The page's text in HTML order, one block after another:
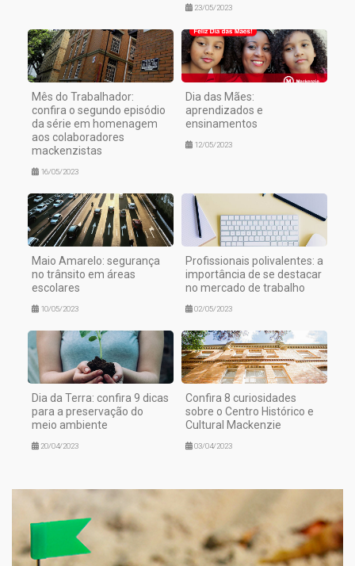
23/05/2023
Mês do Trabalhador:
confira o segundo episódio
da série em homenagem
aos colaboradores
mackenzistas
16/05/2023
Dia das Mães:
aprendizados e
ensinamentos
12/05/2023
Maio Amarelo: segurança
no trânsito em áreas
escolares
10/05/2023
Profissionais polivalentes: a
importância de se destacar
no mercado de trabalho
02/05/2023
Dia da Terra: confira 9 dicas
para a preservação do
meio ambiente
20/04/2023
Confira 8 curiosidades
sobre o Centro Histórico e
Cultural Mackenzie
03/04/2023